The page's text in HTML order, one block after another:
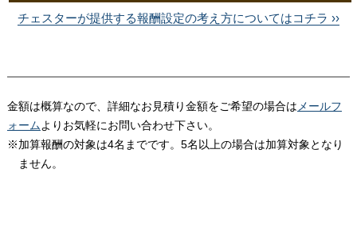
チェスターが提供する報酬設定の考え方についてはコチラ ››
金額は概算なので、詳細なお見積り金額をご希望の場合は メールフ
ォーム よりお気軽にお問い合わせ下さい。
※加算報酬の対象は4名までです。5名以上の場合は加算対象となり
ません。